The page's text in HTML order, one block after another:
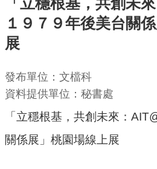
機
關
通
錄
業
務
資
「立穩根基，共創未
１９７９年後美台關
展
發布單位：文檔科
資料提供單位：秘書處
「立穩根基，共創未來：
關係展」桃園場線上展